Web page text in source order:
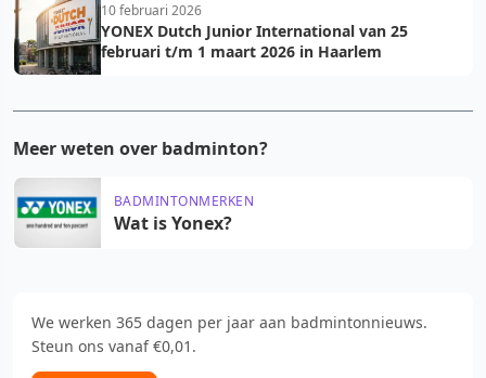
10 februari 2026
YONEX Dutch Junior International van 25
februari t/m 1 maart 2026 in Haarlem
Meer weten over badminton?
BADMINTONMERKEN
Wat is Yonex?
We werken 365 dagen per jaar aan badmintonnieuws.
Steun ons vanaf €0,01.